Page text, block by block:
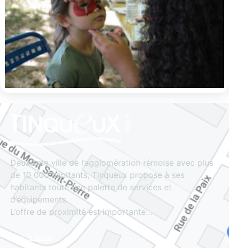
Deuxième ville de l’agglomération rémoise avec plus
de 10 000 habitants, Tinqueux propose à ses
habitants toute une palette de services et
d’équipements.
L’offre de proximité est importante…
Lire la suite